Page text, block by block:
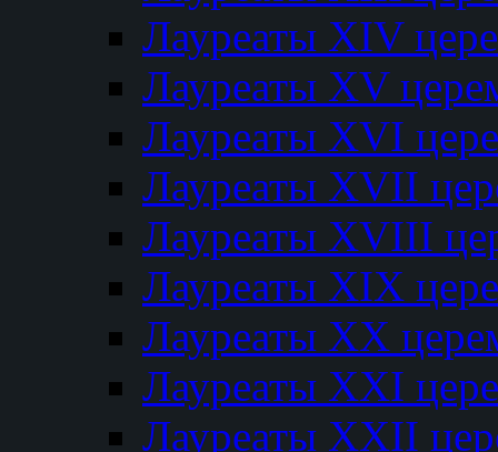
Лауреаты XIV
Лауреаты XV
Лауреаты XVI
Лауреаты XVII
Лауреаты XVIII
Лауреаты XIX
Лауреаты XX
Лауреаты XXI
Лауреаты XXII